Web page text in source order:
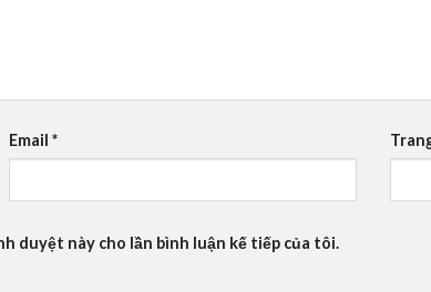
Email*
duyệt này cho lần bình luận kế tiếp của tôi.